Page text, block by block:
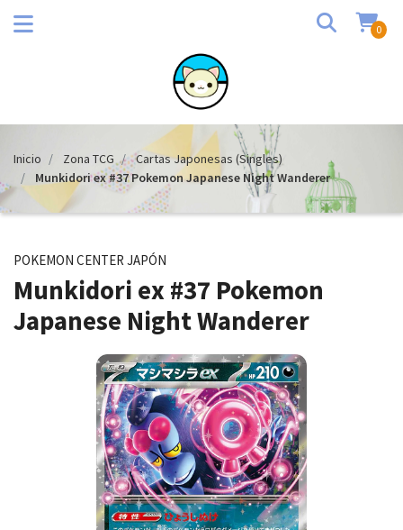
0
Inicio Zona TCG
Cartas Japonesas (Singles)
Munkidori ex #37 Pokemon Japanese Night Wanderer
POKEMON CENTER JAPÓN
Munkidori ex #37 Pokemon
Japanese Night Wanderer